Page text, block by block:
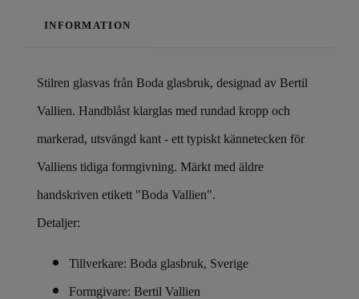
INFORMATION
Stilren glasvas från Boda glasbruk, designad av Bertil
Vallien. Handblåst klarglas med rundad kropp och
markerad, utsvängd kant - ett typiskt kännetecken för
Valliens tidiga formgivning. Märkt med äldre
handskriven etikett "Boda Vallien".
Detaljer:
Tillverkare: Boda glasbruk, Sverige
Formgivare: Bertil Vallien